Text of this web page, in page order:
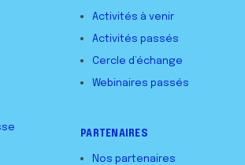
Activités à venir
Activités passés
Cercle d’échange
Webinaires passés
PARTENAIRES
Nos partenaires